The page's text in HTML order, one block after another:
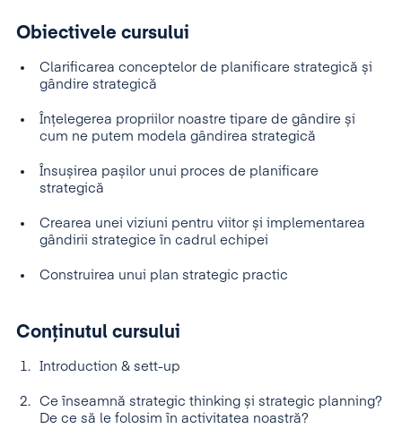
Obiectivele cursului
Clarificarea conceptelor de planificare strategică și
gândire strategică
Înțelegerea propriilor noastre tipare de gândire și
cum ne putem modela gândirea strategică
Însușirea pașilor unui proces de planificare
strategică
Crearea unei viziuni pentru viitor și implementarea
gândirii strategice în cadrul echipei
Construirea unui plan strategic practic
Conținutul cursului
Introduction & sett-up
Ce înseamnă strategic thinking și strategic planning?
De ce să le folosim în activitatea noastră?